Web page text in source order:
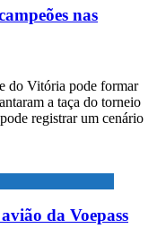
nas
do Vitória pode formar
a taça do torneio
registrar um cenário
da Voepass